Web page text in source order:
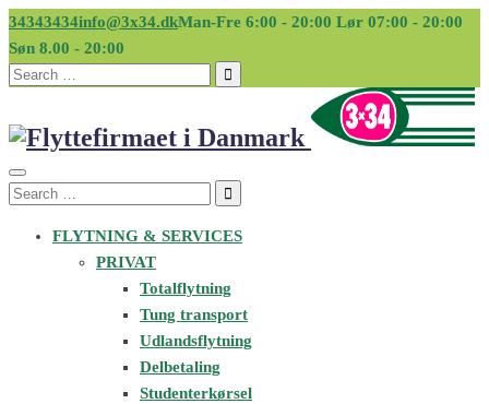
34343434info@3x34.dkMan-Fre 6:00 - 20:00 Lør 07:00 - 20:00
Søn 8.00 - 20:00
Search
Search
FLYTNING & SERVICES
PRIVAT
Totalflytning
Tung transport
Udlandsflytning
Delbetaling
Studenterkørsel